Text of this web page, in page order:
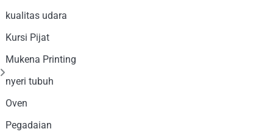
kualitas udara
Kursi Pijat
Mukena Printing
nyeri tubuh
Oven
Pegadaian